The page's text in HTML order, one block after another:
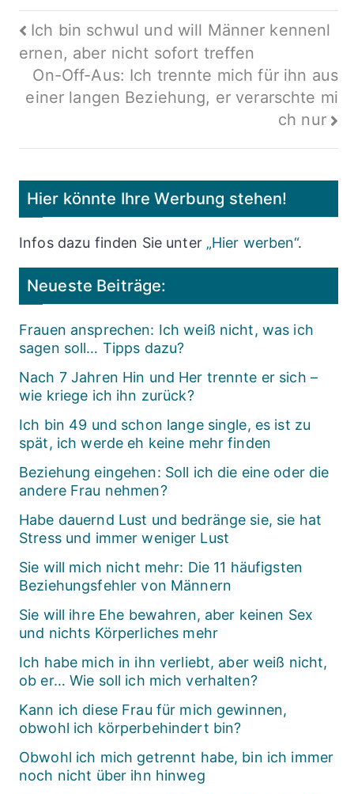
Beitragsnavigation
Ich bin schwul und will Männer kennenl
ernen, aber nicht sofort treffen
On-Off-Aus: Ich trennte mich für ihn aus
einer langen Beziehung, er verarschte mi
ch nur
Hier könnte Ihre Werbung stehen!
Infos dazu finden Sie unter „Hier werben“.
Neueste Beiträge:
Frauen ansprechen: Ich weiß nicht, was ich
sagen soll… Tipps dazu?
Nach 7 Jahren Hin und Her trennte er sich –
wie kriege ich ihn zurück?
Ich bin 49 und schon lange single, es ist zu
spät, ich werde eh keine mehr finden
Beziehung eingehen: Soll ich die eine oder die
andere Frau nehmen?
Habe dauernd Lust und bedränge sie, sie hat
Stress und immer weniger Lust
Sie will mich nicht mehr: Die 11 häufigsten
Beziehungsfehler von Männern
Sie will ihre Ehe bewahren, aber keinen Sex
und nichts Körperliches mehr
Ich habe mich in ihn verliebt, aber weiß nicht,
ob er… Wie soll ich mich verhalten?
Kann ich diese Frau für mich gewinnen,
obwohl ich körperbehindert bin?
Obwohl ich mich getrennt habe, bin ich immer
noch nicht über ihn hinweg